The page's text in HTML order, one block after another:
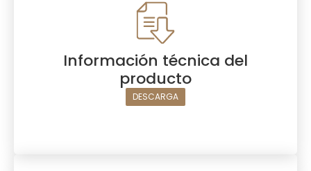
Información técnica del
producto
DESCARGA